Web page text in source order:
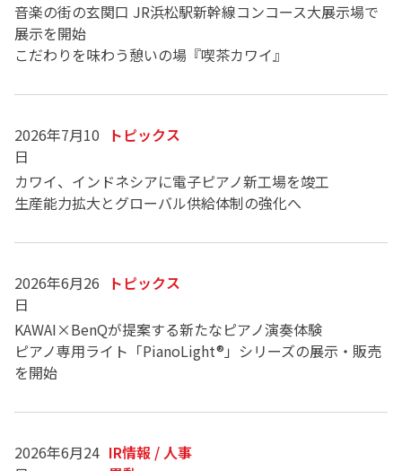
音楽の街の玄関口 JR浜松駅新幹線コンコース大展示場で
展示を開始
こだわりを味わう憩いの場『喫茶カワイ』
2026年7月10
日
トピックス
カワイ、インドネシアに電子ピアノ新工場を竣工
生産能力拡大とグローバル供給体制の強化へ
2026年6月26
日
トピックス
KAWAI×BenQが提案する新たなピアノ演奏体験
ピアノ専用ライト「PianoLight®」シリーズの展示・販売
を開始
2026年6月24 IR情報 / 人事